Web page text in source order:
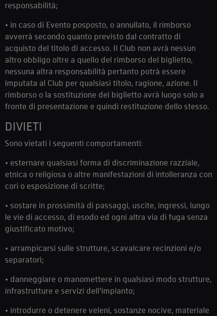
responsabilità;
• in caso di Evento posposto, o annullato, il rimborso
avverrà secondo quanto previsto dal contratto di
acquisto del titolo di accesso. Il Club non avrà nessun
altro obbligo oltre a quello del rimborso del biglietto,
nessuna altra responsabilità pertanto potrà essere
imputata al Club per qualsiasi titolo, ragione, azione. Il
rimborso o la sostituzione del biglietto avrà luogo solo a
fronte di presentazione e quindi restituzione dello stesso.
DIVIETI
Sono vietati i seguenti comportamenti:
• esternare qualsiasi forma di discriminazione razziale,
etnica o religiosa o altre manifestazioni di intolleranza con
cori o esposizione di scritte;
• sostare in prossimità di passaggi, uscite, ingressi, lungo
le vie di accesso, di esodo ed ogni altra via di fuga senza
giustificato motivo;
• arrampicarsi sulle strutture, scavalcare recinzioni e/o
separatori;
• danneggiare o manomettere in qualsiasi modo strutture,
infrastrutture e servizi dell’impianto;
• introdurre o detenere veleni, sostanze nocive, materiale